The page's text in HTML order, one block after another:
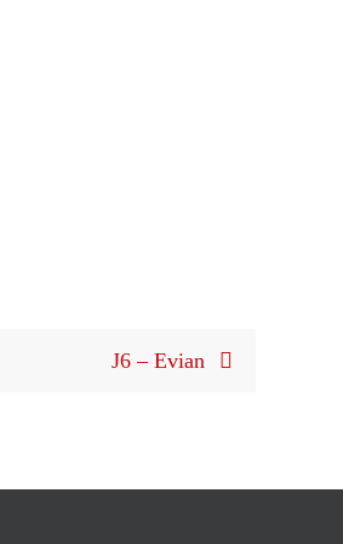
J6 – Evian